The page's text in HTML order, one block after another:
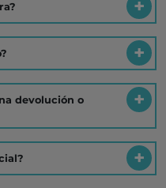
devolución o